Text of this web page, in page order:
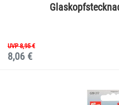
UVP 8,95 €
8,06 €